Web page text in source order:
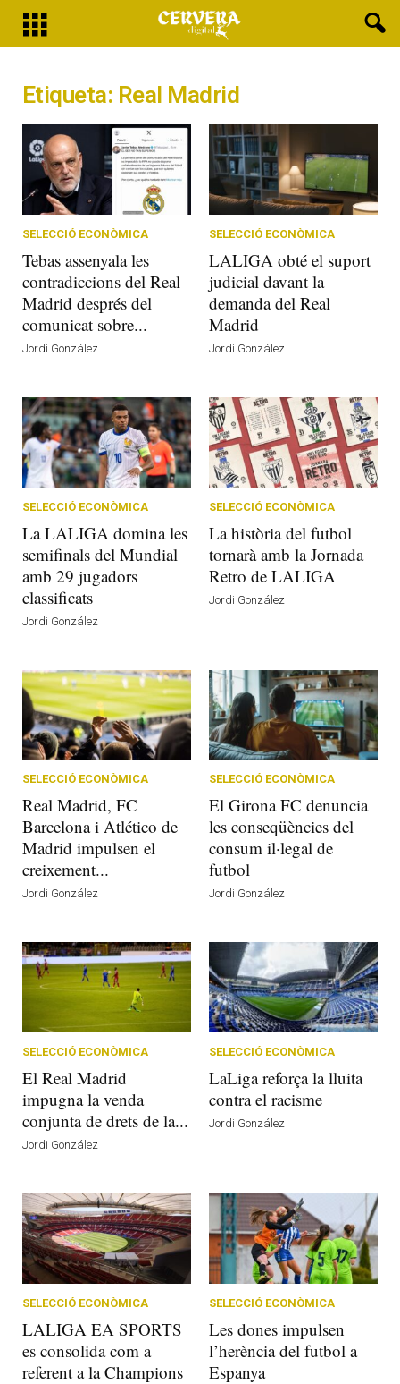
Etiqueta: Real Madrid
SELECCIÓ ECONÒMICA
Tebas assenyala les
contradiccions del Real
Madrid després del
comunicat sobre...
Jordi González
SELECCIÓ ECONÒMICA
LALIGA obté el suport
judicial davant la
demanda del Real
Madrid
Jordi González
SELECCIÓ ECONÒMICA
La LALIGA domina les
semifinals del Mundial
amb 29 jugadors
classificats
Jordi González
SELECCIÓ ECONÒMICA
La història del futbol
tornarà amb la Jornada
Retro de LALIGA
Jordi González
SELECCIÓ ECONÒMICA
Real Madrid, FC
Barcelona i Atlético de
Madrid impulsen el
creixement...
Jordi González
SELECCIÓ ECONÒMICA
El Girona FC denuncia
les conseqüències del
consum il·legal de
futbol
Jordi González
SELECCIÓ ECONÒMICA
El Real Madrid
impugna la venda
conjunta de drets de la...
Jordi González
SELECCIÓ ECONÒMICA
LaLiga reforça la lluita
contra el racisme
Jordi González
SELECCIÓ ECONÒMICA
LALIGA EA SPORTS
es consolida com a
referent a la Champions
SELECCIÓ ECONÒMICA
Les dones impulsen
l’herència del futbol a
Espanya